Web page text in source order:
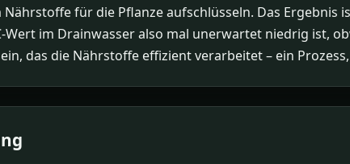
für die Pflanze aufschlüsseln. Das
Wert im Drainwasser also mal unerwartet niedrig ist,
das die Nährstoffe effizient verarbeitet – ein